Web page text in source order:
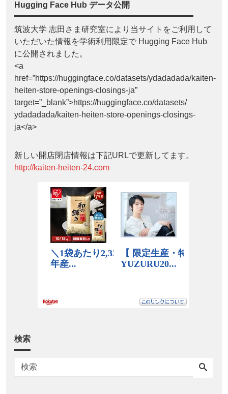
Hugging Face Hub データ公開
筑波大学 志田さま研究室により当サイトをご利用して
いただいた情報を学術利用限定で Hugging Face Hub
に公開されました。
<a
href=”https://huggingface.co/datasets/ydadadada/kaiten-
heiten-store-openings-closings-ja”
target=”_blank”>https://huggingface.co/datasets/
ydadadada/kaiten-heiten-store-openings-closings-
ja</a>
新しい開店閉店情報は下記URLで更新してます。
http://kaiten-heiten-24.com
検索